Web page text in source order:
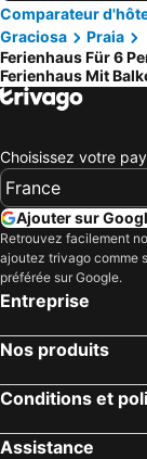
Comparateur
Graciosa
Praia
Ferienhaus Für 6
Ferienhaus Mit
Choisissez votre
Ajouter sur
Retrouvez facilement
ajoutez trivago comme
préférée sur Google.
Entreprise
Nos produits
Conditions et
Assistance